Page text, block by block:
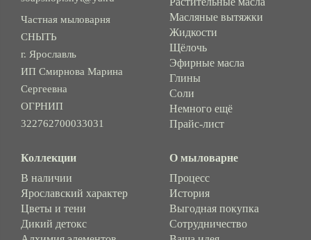
Частная мыловарня
СНЫТЬ
г. Ярославль
ИП Смирнова Марина
Сергеевна
ОГРНИП
322762700033031
Масляные вытяжки
Жидкости
Щёлочь
Эфирные масла
Глины
Соли
Немного ещё
Прайс-лист
Коллекции
В наличии
Ярославский характер
Цветы и тени
Дикий детокс
О мыловарне
Процесс
История
Выгодная покупка
Сотрудничество